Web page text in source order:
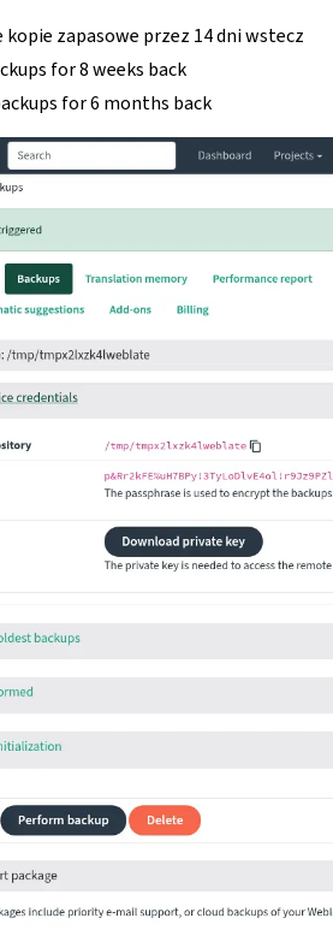
kopie zapasowe przez 14 dni wstecz
for 8 weeks back
for 6 months back